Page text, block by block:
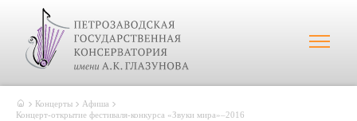
Концерты
Афиша
Концерт-открытие фестиваля-конкурса «Звуки мира»–2016